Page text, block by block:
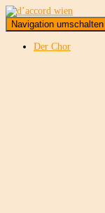
Navigation umschalten
Der Chor